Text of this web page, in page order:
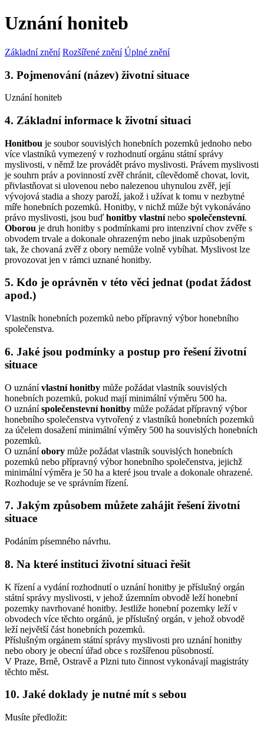
Uznání honiteb
Základní znění Rozšířené znění Úplné znění
3. Pojmenování (název) životní situace
Uznání honiteb
4. Základní informace k životní situaci
Honitbou je soubor souvislých honebních pozemků jednoho nebo
více vlastníků vymezený v rozhodnutí orgánu státní správy
myslivosti, v němž lze provádět právo myslivosti. Právem myslivosti
je souhrn práv a povinností zvěř chránit, cílevědomě chovat, lovit,
přivlastňovat si ulovenou nebo nalezenou uhynulou zvěř, její
vývojová stadia a shozy paroží, jakož i užívat k tomu v nezbytné
míře honebních pozemků. Honitby, v nichž může být vykonáváno
právo myslivosti, jsou buď honitby vlastnínebo společenstevní.
Oborou je druh honitby s podmínkami pro intenzivní chov zvěře s
obvodem trvale a dokonale ohrazeným nebo jinak uzpůsobeným
tak, že chovaná zvěř z obory nemůže volně vybíhat. Myslivost lze
provozovat jen v rámci uznané honitby.
5. Kdo je oprávněn v této věci jednat (podat žádost
apod.)
Vlastník honebních pozemků nebo přípravný výbor honebního
společenstva.
6. Jaké jsou podmínky a postup pro řešení životní
situace
O uznánívlastní honitby může požádat vlastník souvislých
honebních pozemků, pokud mají minimální výměru 500 ha.
O uznáníspolečenstevní honitby může požádat přípravný výbor
honebního společenstva vytvořený z vlastníků honebních pozemků
za účelem dosažení minimální výměry 500 ha souvislých honebních
pozemků.
O uznáníobory může požádat vlastník souvislých honebních
pozemků nebo přípravný výbor honebního společenstva, jejichž
minimální výměra je 50 ha a které jsou trvale a dokonale ohrazené.
Rozhoduje se ve správním řízení.
7. Jakým způsobem můžete zahájit řešení životní
situace
Podáním písemného návrhu.
8. Na které instituci životní situaci řešit
K řízení a vydání rozhodnutí o uznání honitby je příslušný orgán
státní správy myslivosti, v jehož územním obvodě leží honební
pozemky navrhované honitby. Jestliže honební pozemky leží v
obvodech více těchto orgánů, je příslušný orgán, v jehož obvodě
leží největší část honebních pozemků.
Příslušným orgánem státní správy myslivosti pro uznání honitby
nebo obory je obecní úřad obce s rozšířenou působností.
V Praze, Brně, Ostravě a Plzni tuto činnost vykonávají magistráty
těchto měst.
10. Jaké doklady je nutné mít s sebou
Musíte předložit: